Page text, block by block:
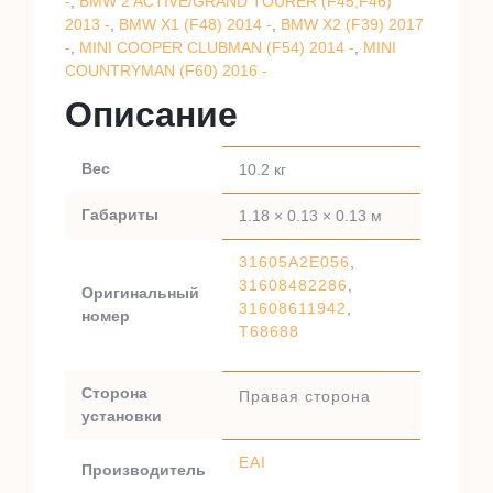
2013 -
BMW X1 (F48) 2014 -
BMW X2 (F39) 2017
-
MINI COOPER CLUBMAN (F54) 2014 -
MINI
COUNTRYMAN (F60) 2016 -
Описание
Вес 10.2 кг
Габариты 1.18 × 0.13 × 0.13 м
Оригинальный
номер
31605A2E056
31608482286
31608611942
T68688
Сторона
установки
Правая сторона
Производитель EAI